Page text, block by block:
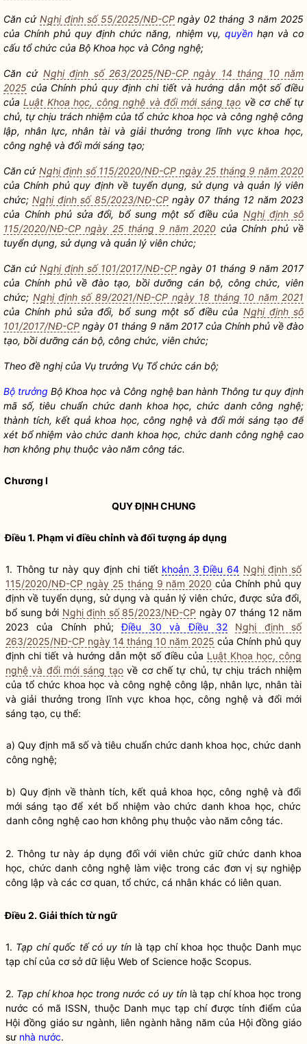
Căn cứ Nghị định số 55/2025/NĐ-CPngày 02 tháng 3 năm 2025
của Chính phủ quy định chức năng, nhiệm vụ, quyềnhạn và cơ
cấu tổ chức của Bộ Khoa học và Công nghệ;
Căn cứ Nghị định số 263/2025/NĐ-CP ngày 14 tháng 10 năm
2025 của Chính phủ quy định chi tiết và hướng dẫn một số điều
củaLuật Khoa học, công nghệ và đổi mới sáng tạo về cơ chế tự
chủ, tự chịu trách nhiệm của tổ chức khoa học và công nghệ công
lập, nhân lực, nhân tài và giải thưởng trong lĩnh vực khoa học,
công nghệ và đổi mới sáng tạo;
Căn cứ Nghị định số 115/2020/NĐ-CP ngày 25 tháng 9 năm 2020
của Chính phủ quy định về tuyển dụng, sử dụng và quản lý viên
chức;Nghị định số 85/2023/NĐ-CPngày 07 tháng 12 năm 2023
của Chính phủ sửa đổi, bổ sung một số điều củaNghị định số
115/2020/NĐ-CP ngày 25 tháng 9 năm 2020 của Chính phủ về
tuyển dụng, sử dụng và quản lý viên chức;
Căn cứ Nghị định số 101/2017/NĐ-CPngày 01 tháng 9 năm 2017
của Chính phủ về đào tạo, bồi dưỡng cán bộ, công chức, viên
chức; Nghị định số 89/2021/NĐ-CP ngày 18 tháng 10 năm 2021
của Chính phủ sửa đổi, bổ sung một số điều củaNghị định số
101/2017/NĐ-CP ngày 01 tháng 9 năm 2017 của Chính phủ về đào
tạo, bồi dưỡng cán bộ, công chức, viên chức;
Theo đề nghị của Vụ trưởng Vụ Tổ chức cán bộ;
Bộ trưởng Bộ Khoa học và Công nghệ ban hành Thông tư quy định
mã số, tiêu chuẩn chức danh khoa học, chức danh công nghệ;
thành tích, kết quả khoa học, công nghệ và đổi mới sáng tạo để
xét bổ nhiệm vào chức danh khoa học, chức danh công nghệ cao
hơn không phụ thuộc vào năm công tác.
Chương I
QUY ĐỊNH CHUNG
Điều 1. Phạm vi điều chỉnh và đối tượng áp dụng
1. Thông tư này quy định chi tiết khoản 3 Điều 64 Nghị định số
115/2020/NĐ-CP ngày 25 tháng 9 năm 2020 của Chính phủ quy
định về tuyển dụng, sử dụng và quản lý viên chức, được sửa đổi,
bổ sung bởi Nghị định số 85/2023/NĐ-CP ngày 07 tháng 12 năm
2023 của Chính phủ;Điều 30 và Điều 32
Nghị định số
263/2025/NĐ-CP ngày 14 tháng 10 năm 2025 của Chính phủ quy
định chi tiết và hướng dẫn một số điều của Luật Khoa học, công
nghệ và đổi mới sáng tạovề cơ chế tự chủ, tự chịu trách nhiệm
của tổ chức khoa học và công nghệ công lập, nhân lực, nhân tài
và giải thưởng trong lĩnh vực khoa học, công nghệ và đổi mới
sáng tạo, cụ thể:
a) Quy định mã số và tiêu chuẩn chức danh khoa học, chức danh
công nghệ;
b) Quy định về thành tích, kết quả khoa học, công nghệ và đổi
mới sáng tạo để xét bổ nhiệm vào chức danh khoa học, chức
danh công nghệ cao hơn không phụ thuộc vào năm công tác.
2. Thông tư này áp dụng đối với viên chức giữ chức danh khoa
học, chức danh công nghệ làm việc trong các đơn vị sự nghiệp
công lập và các cơ quan, tổ chức, cá nhân khác có liên quan.
Điều 2. Giải thích từ ngữ
1. Tạp chí quốc tế có uy tínlà tạp chí khoa học thuộc Danh mục
tạp chí của cơ sở dữ liệu Web of Science hoặc Scopus.
2. Tạp chí khoa học trong nước có uy tínlà tạp chí khoa học trong
nước có mã ISSN, thuộc Danh mục tạp chí được tính điểm của
Hội đồng giáo sư ngành, liên ngành hằng năm của Hội đồng giáo
sư nhà nước.